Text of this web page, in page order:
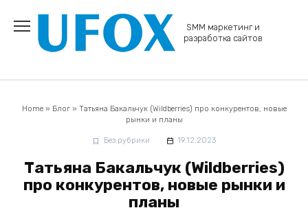
содержанию
SMM маркетинг и
разработка сайтов
Home» Блог» Татьяна Бакальчук (Wildberries) про конкурентов, новые
рынки и планы
Без рубрики 19.12.2023
Татьяна Бакальчук (Wildberries)
про конкурентов, новые рынки и
планы